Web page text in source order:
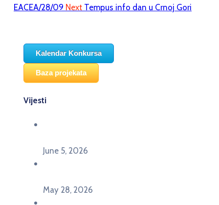
EACEA/28/09 Next Tempus info dan u Crnoj Gori
Kalendar Konkursa
Baza projekata
Vijesti
June 5, 2026
May 28, 2026